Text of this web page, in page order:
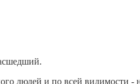
людей и по всей видимости -